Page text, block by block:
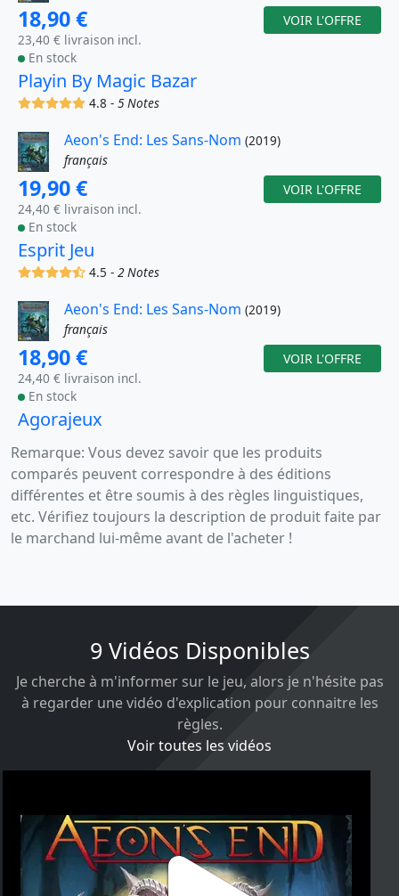
18,90 €
23,40 € livraison incl.
En stock
VOIR L'OFFRE
Playin By Magic Bazar
(x)(x)(x)(x)(x)4.8 -5 Notes
Aeon's End: Les Sans-Nom (2019)
français
19,90 €
24,40 € livraison incl.
En stock
VOIR L'OFFRE
Esprit Jeu
(x)(x)(x)(x)(,)
4.5 - 2 Notes
Aeon's End: Les Sans-Nom (2019)
français
18,90 €
24,40 € livraison incl.
En stock
VOIR L'OFFRE
Agorajeux
Remarque: Vous devez savoir que les produits
comparés peuvent correspondre à des éditions
différentes et être soumis à des règles linguistiques,
etc. Vérifiez toujours la description de produit faite par
le marchand lui-même avant de l'acheter !
9 Vidéos Disponibles
Je cherche à m'informer sur le jeu, alors je n'hésite pas
à regarder une vidéo d'explication pour connaitre les
règles.
Voir toutes les vidéos